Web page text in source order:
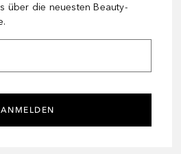
über die neuesten Beauty-
ANMELDEN